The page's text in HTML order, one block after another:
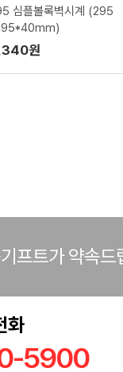
심플볼록벽시계 (295
원
프트가 약속드
화
5900